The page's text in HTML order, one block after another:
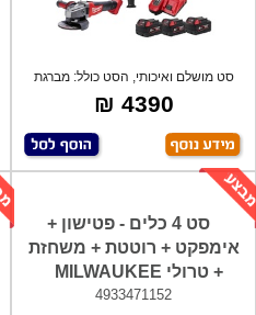
סט מושלם ואיכותי, הסט כולל: מברגת
אימפקט
4390 ₪
סט 4 כלים - פטישון +
אימפקט + רוטטת + משחזת
+ טרולי MILWAUKEE
4933471152